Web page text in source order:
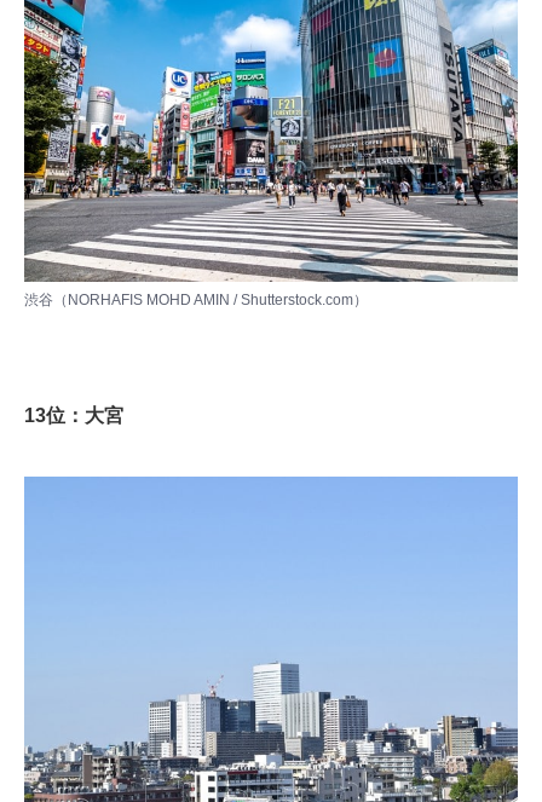
渋谷（NORHAFIS MOHD AMIN / Shutterstock.com）
13位：大宮